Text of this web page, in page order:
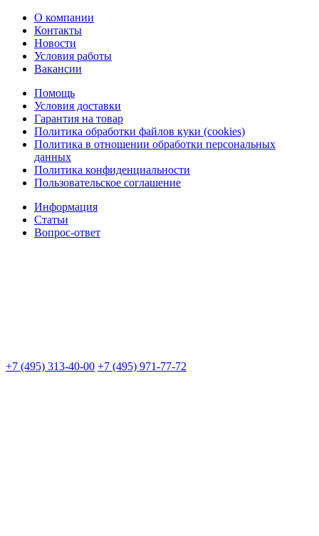
О компании
Контакты
Новости
Условия работы
Вакансии
Помощь
Условия доставки
Гарантия на товар
Политика обработки файлов куки (cookies)
Политика в отношении обработки персональных
данных
Политика конфиденциальности
Пользовательское соглашение
Информация
Статьи
Вопрос-ответ
+7 (495) 313-40-00 +7 (495) 971-77-72